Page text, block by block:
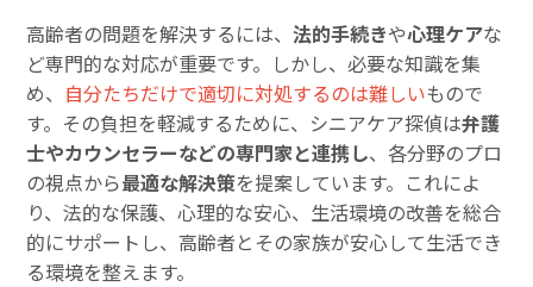
高齢者の問題を解決するには、法的手続きや心理ケアな
ど専門的な対応が重要です。しかし、必要な知識を集
め、 自分たちだけで適切に対処するのは難しいもので
す。その負担を軽減するために、シニアケア探偵は弁護
士やカウンセラーなどの専門家と連携し、各分野のプロ
の視点から最適な解決策を提案しています。これによ
り、法的な保護、心理的な安心、生活環境の改善を総合
的にサポートし、高齢者とその家族が安心して生活でき
る環境を整えます。